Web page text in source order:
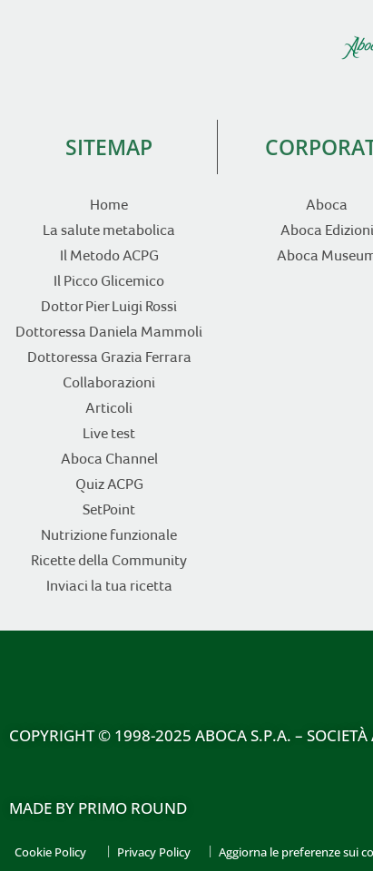
SITEMAP
Home
La salute metabolica
Il Metodo ACPG
Il Picco Glicemico
Dottor Pier Luigi Rossi
Dottoressa Daniela Mammoli
Dottoressa Grazia Ferrara
Collaborazioni
Articoli
Live test
Aboca Channel
Quiz ACPG
SetPoint
Nutrizione funzionale
Ricette della Community
Inviaci la tua ricetta
Aboca
Aboca Edizioni
Aboca
COPYRIGHT© 1998-2025 ABOCA S.P.A. –
MADE BY PRIMO ROUND
Cookie Policy Privacy Policy Aggiorna le preferenze sui